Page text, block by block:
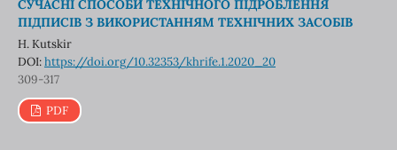
СУЧАСНІ СПОСОБИ ТЕХНІЧНОГО ПІДРОБЛЕННЯ
ПІДПИСІВ З ВИКОРИСТАННЯМ ТЕХНІЧНИХ ЗАСОБІВ
H. Kutskir
DOI:https://doi.org/10.32353/khrife.1.2020_20
309-317
PDF